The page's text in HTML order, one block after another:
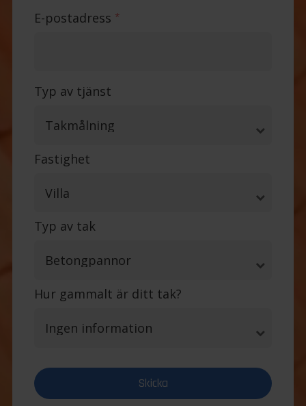
E-postadress *
Typ av tjänst
Fastighet
Typ av tak
Hur gammalt är ditt tak?